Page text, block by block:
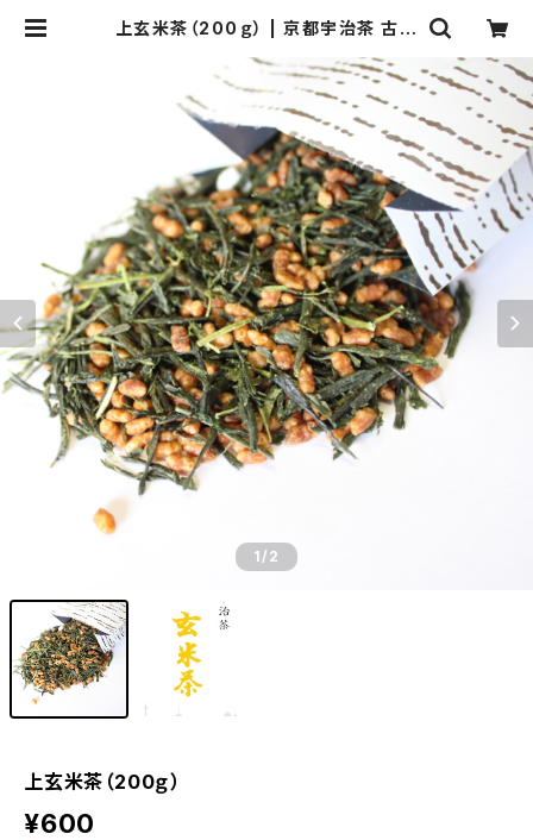
上玄米茶（200ｇ） | 京都宇治茶 古勝
1/2
上玄米茶（200ｇ）
¥600